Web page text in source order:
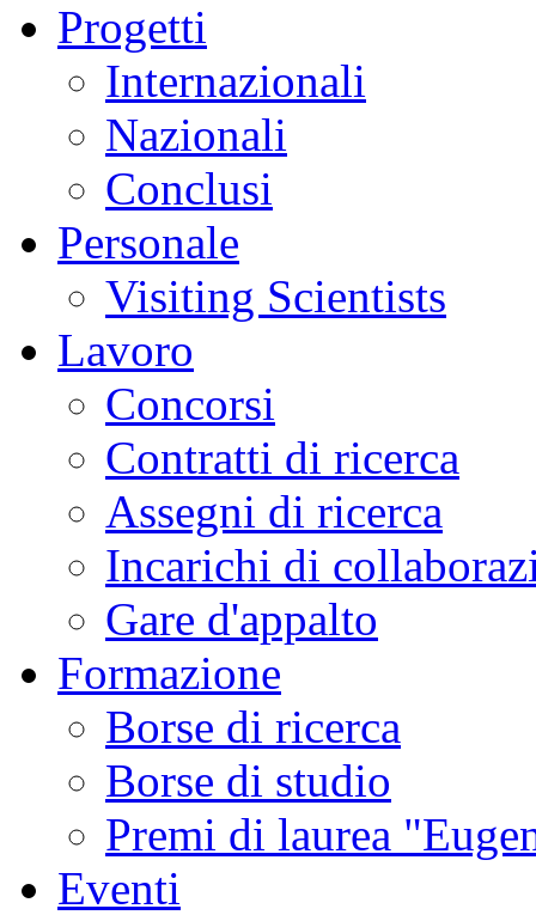
Progetti
Internazionali
Nazionali
Conclusi
Personale
Visiting Scientists
Lavoro
Concorsi
Contratti di ricerca
Assegni di ricerca
Incarichi di
Gare d'appalto
Formazione
Borse di ricerca
Borse di studio
Premi di laurea
Eventi